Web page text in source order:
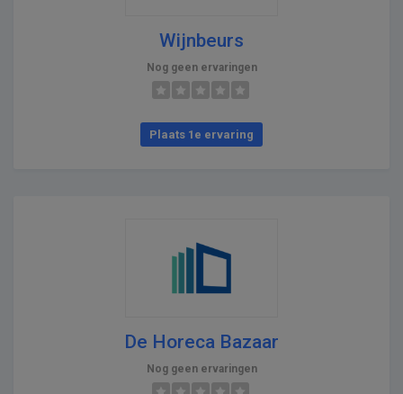
Wijnbeurs
Nog geen ervaringen
Plaats 1e ervaring
De Horeca Bazaar
Nog geen ervaringen